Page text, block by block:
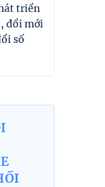
triển
đổi mới
số